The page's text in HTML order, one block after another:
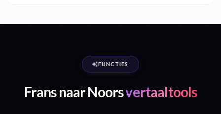
FUNCTIES
Frans naar Noorsvertaaltools